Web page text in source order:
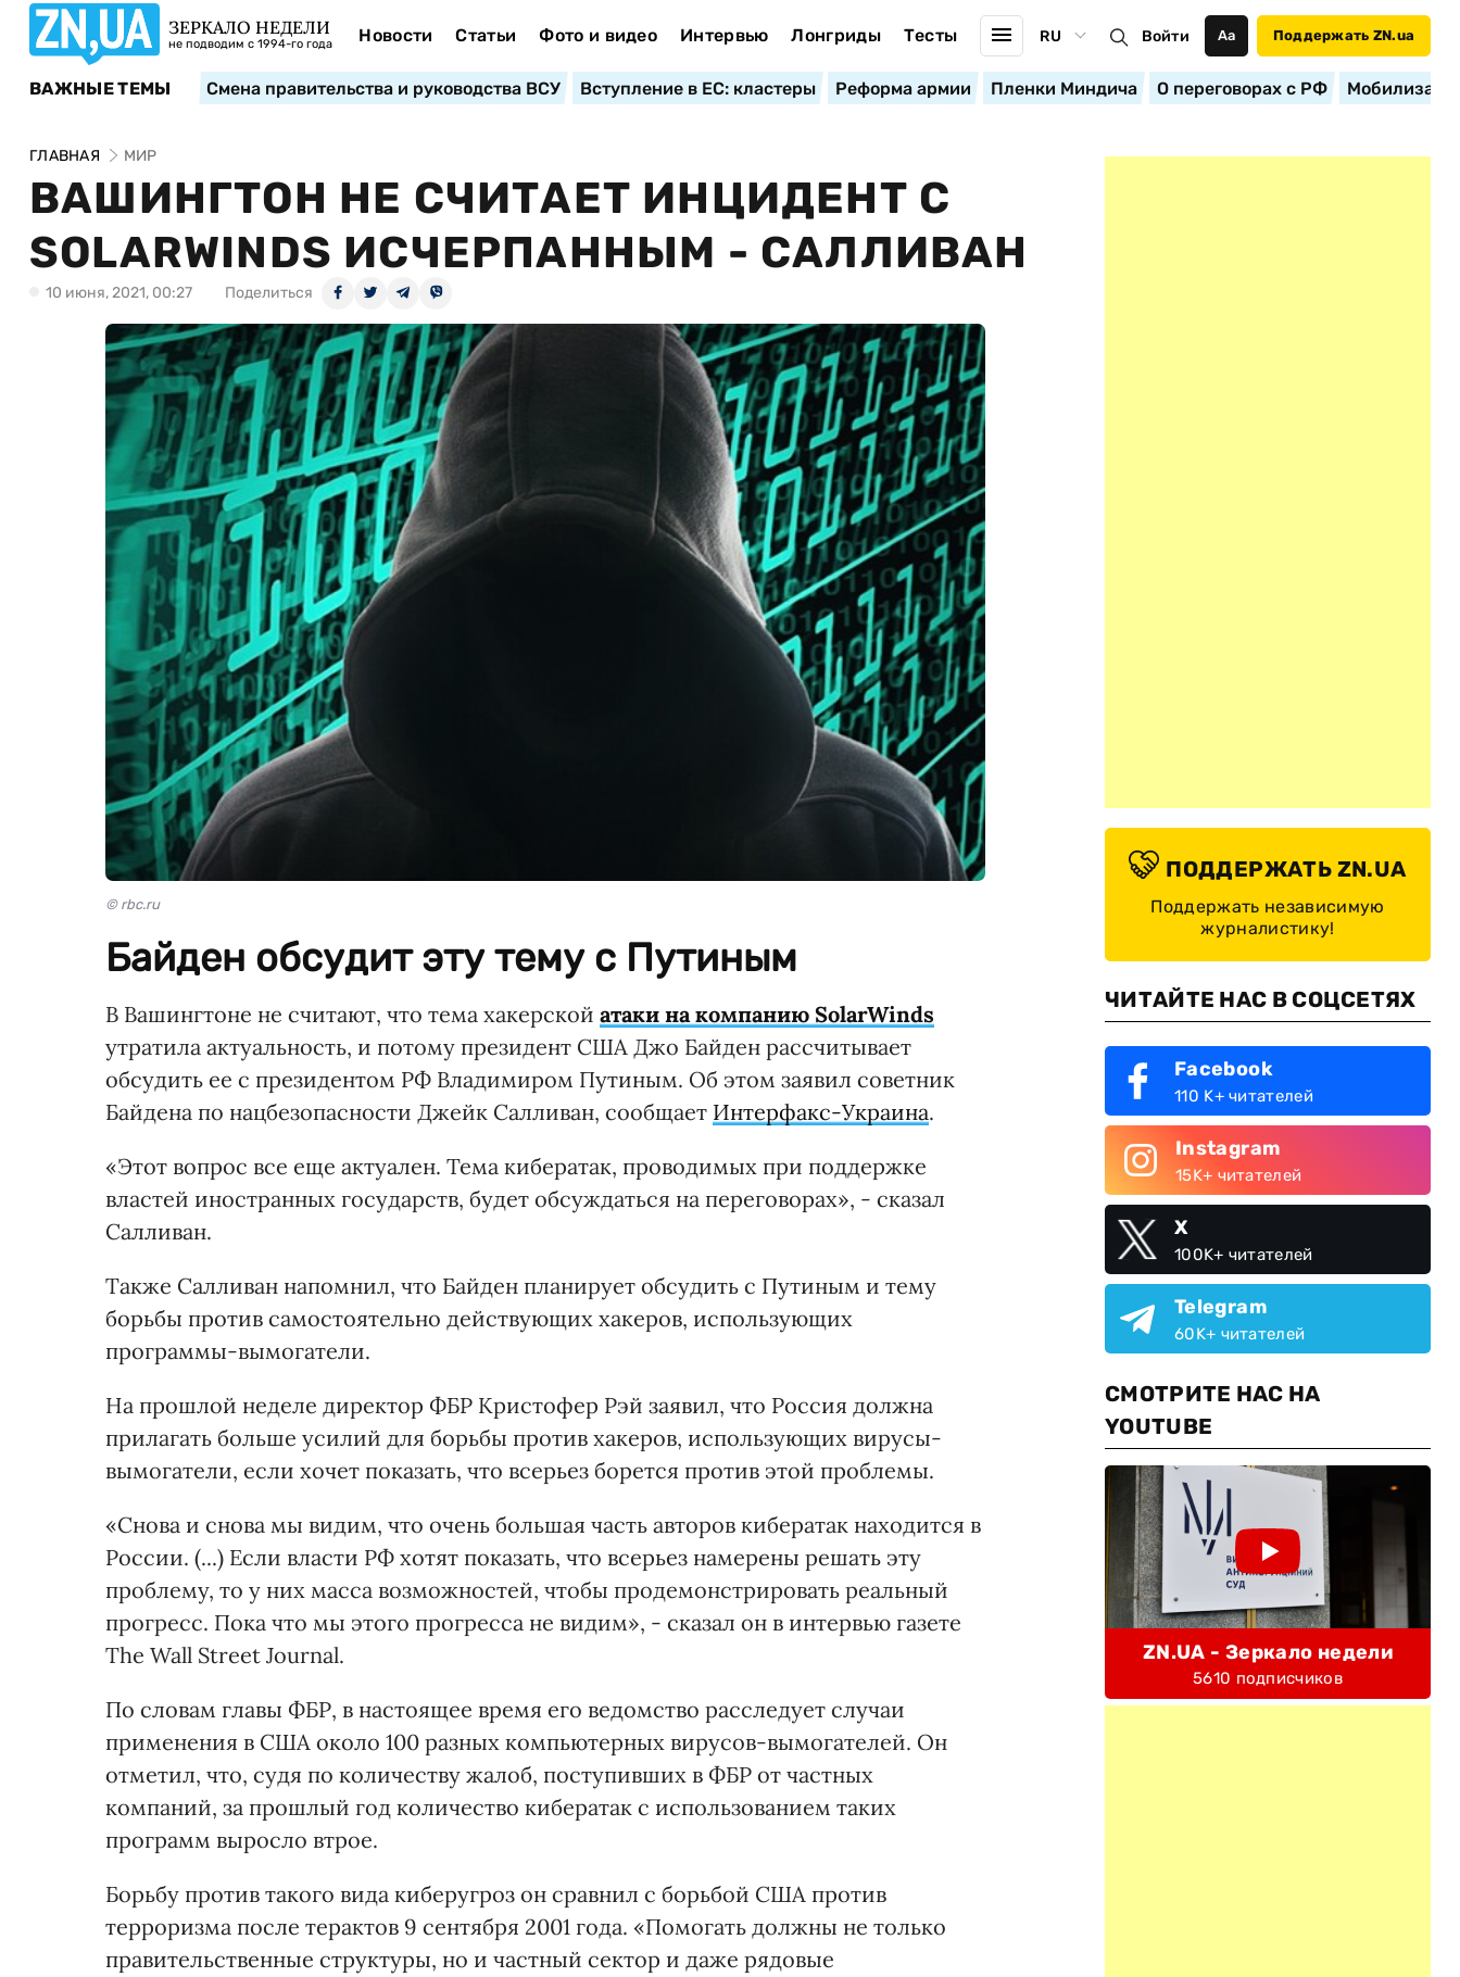
ЗЕРКАЛО НЕДЕЛИ
не подводим с 1994-го года Новости Статьи Фото и видео Интервью Лонгриды Тесты RU Войти Аа Поддержать ZN.ua
ВАЖНЫЕ ТЕМЫ Смена правительства и руководства ВСУ Вступление в ЕС: кластеры Реформа армии Пленки Миндича О переговорах с РФ
ГЛАВНАЯ МИР
ВАШИНГТОН НЕ СЧИТАЕТ ИНЦИДЕНТ С
SOLARWINDS ИСЧЕРПАННЫМ - САЛЛИВАН
10 июня, 2021, 00:27 Поделиться
© rbc.ru
Байден обсудит эту тему с Путиным
В Вашингтоне не считают, что тема хакерской атаки на компанию SolarWinds
утратила актуальность, и потому президент США Джо Байден рассчитывает
обсудить ее с президентом РФ Владимиром Путиным. Об этом заявил советник
Байдена по нацбезопасности Джейк Салливан, сообщает Интерфакс-Украина.
«Этот вопрос все еще актуален. Тема кибератак, проводимых при поддержке
властей иностранных государств, будет обсуждаться на переговорах», - сказал
Салливан.
Также Салливан напомнил, что Байден планирует обсудить с Путиным и тему
борьбы против самостоятельно действующих хакеров, использующих
программы-вымогатели.
На прошлой неделе директор ФБР Кристофер Рэй заявил, что Россия должна
прилагать больше усилий для борьбы против хакеров, использующих вирусы-
вымогатели, если хочет показать, что всерьез борется против этой проблемы.
«Снова и снова мы видим, что очень большая часть авторов кибератак находится в
России. (...) Если власти РФ хотят показать, что всерьез намерены решать эту
проблему, то у них масса возможностей, чтобы продемонстрировать реальный
прогресс. Пока что мы этого прогресса не видим», - сказал он в интервью газете
The Wall Street Journal.
По словам главы ФБР, в настоящее время его ведомство расследует случаи
применения в США около 100 разных компьютерных вирусов-вымогателей. Он
отметил, что, судя по количеству жалоб, поступивших в ФБР от частных
компаний, за прошлый год количество кибератак с использованием таких
программ выросло втрое.
Борьбу против такого вида киберугроз он сравнил с борьбой США против
терроризма после терактов 9 сентября 2001 года. «Помогать должны не только
правительственные структуры, но и частный сектор и даже рядовые
ПОДДЕРЖАТЬ ZN.UA
Поддержать независимую
журналистику!
ЧИТАЙТЕ НАС В СОЦСЕТЯХ
Facebook
110 K+ читателей
Instagram
15K+ читателей
X
100K+ читателей
Telegram
60K+ читателей
СМОТРИТЕ НАС НА
YOUTUBE
ZN.UA - Зеркало недели
5610 подписчиков